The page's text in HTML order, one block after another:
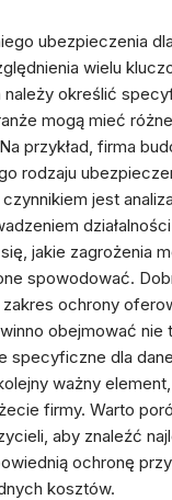
ubezpieczenia
wielu
określić
mogą mieć
przykład, firma
rodzaju
jest
jakie zagrożenia
spowodować.
ochrony
obejmować nie
specyficzne dla
ważny
firmy. Warto
aby znaleźć
ochronę
kosztów.